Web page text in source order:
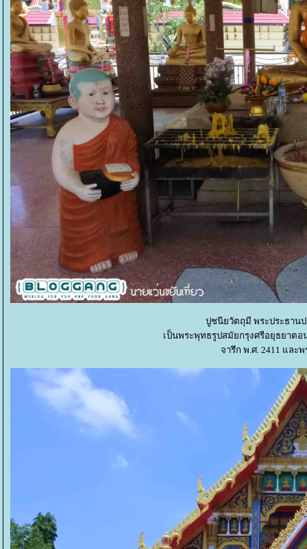
ปูชนียวัตถุมี พระประธาน
เป็นพระพุทธรูปสมัยกรุงศรีอยุธยาต
จารึก พ.ศ. 2411 แล